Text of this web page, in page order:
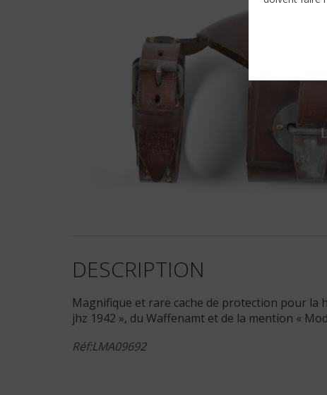
DESCRIPTION
Magnifique et rare cache de protection pour la
jhz 1942 », du Waffenamt et de la mention «
Réf:LMA09692